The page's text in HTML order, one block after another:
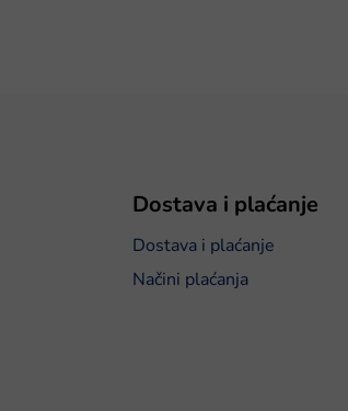
Dostava i plaćanje
Dostava i plaćanje
Načini plaćanja